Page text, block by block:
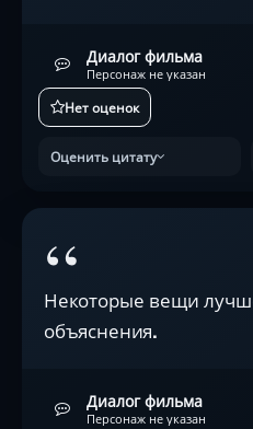
Диалог фильма
Персонаж не указан
Нет оценок
Оценить цитату
“
Некоторые вещи
объяснения.
Диалог фильма
Персонаж не указан